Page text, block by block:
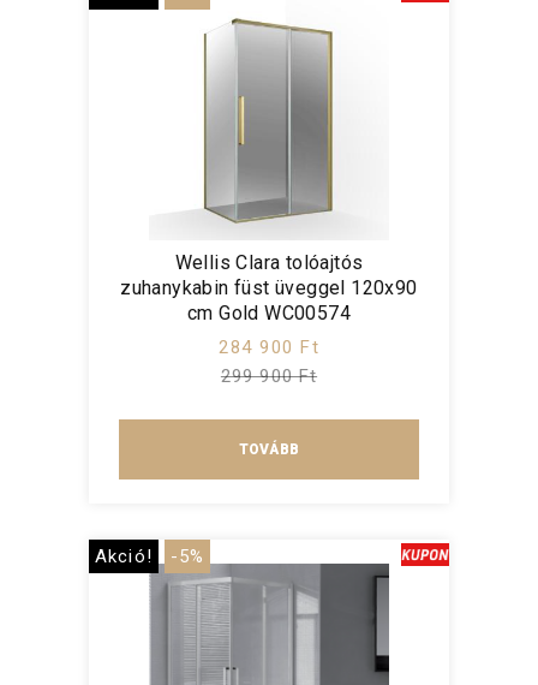
Wellis Clara tolóajtós
zuhanykabin füst üveggel 120x90
cm Gold WC00574
284 900 Ft
299 900 Ft
TOVÁBB
Akció! -5%